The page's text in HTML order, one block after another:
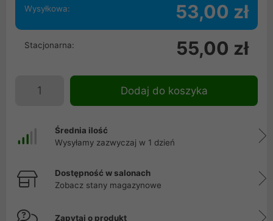
Wysyłkowa: 53,00 zł
Stacjonarna: 55,00 zł
Dodaj do koszyka
Średnia ilość
Wysyłamy zazwyczaj w 1 dzień
Dostępność w salonach
Zobacz stany magazynowe
Zapytaj o produkt